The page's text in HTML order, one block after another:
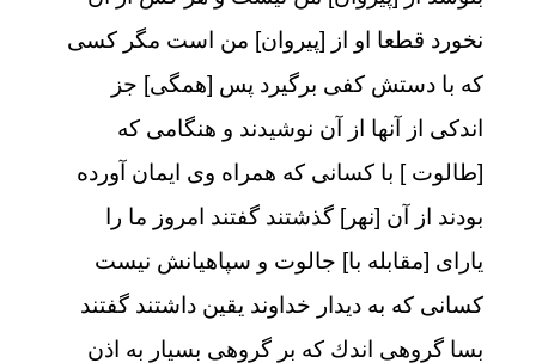
نخورد قطعا او از [پيروان] من است مگر كسى
كه با دستش كفى برگيرد پس [همگى] جز
اندكى از آنها از آن نوشيدند و هنگامى كه
[طالوت ] با كسانى كه همراه وى ايمان آورده
بودند از آن [نهر] گذشتند گفتند امروز ما را
ياراى [مقابله با] جالوت و سپاهيانش نيست
كسانى كه به ديدار خداوند يقين داشتند گفتند
بسا گروهى اندك كه بر گروهى بسيار به اذن